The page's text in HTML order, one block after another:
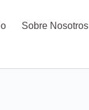
Sobre Nosotros